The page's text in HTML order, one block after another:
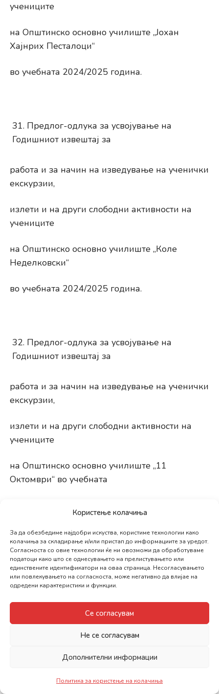
Користење колачиња
За да обезбедиме најдобри искуства, користиме технологии како
колачиња за складирање и/или пристап до информациите за уредот.
Согласноста со овие технологии ќе ни овозможи да обработуваме
податоци како што се однесувањето на прелистувањето или
единствените идентификатори на оваа страница. Несогласувањето
или повлекувањето на согласноста, може негативно да влијае на
одредени карактеристики и функции.
Се согласувам
Не се согласувам
Дополнителни информации
Политика за користење на колачиња
учениците
на Општинско основно училиште „Јохан
Хајнрих Песталоци“
во учебната 2024/2025 година.
Предлог-одлука за усвојување на
Годишниот извештај за
работа и за начин на изведување на ученички
екскурзии,
излети и на други слободни активности на
учениците
на Општинско основно училиште „Коле
Неделковски“
во учебната 2024/2025 година.
Предлог-одлука за усвојување на
Годишниот извештај за
работа и за начин на изведување на ученички
екскурзии,
излети и на други слободни активности на
учениците
на Општинско основно училиште „11
Октомври“ во учебната
Предлог-одлука за усвојување на
Годишниот извештај за
работа и за начин на изведување на ученички
излети и на други слободни активности на
учениците на
ООУ „Св. Кирил и Методиј“ во учебната